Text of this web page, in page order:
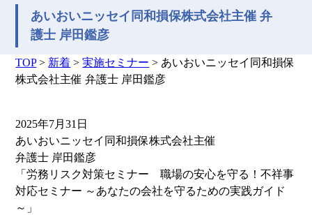
あいおいニッセイ同和損保株式会社主催 弁
護士 岸田鑑彦
TOP> 新着 >実施セミナー > あいおいニッセイ同和損保
株式会社主催 弁護士 岸田鑑彦
2025年7月31日
あいおいニッセイ同和損保株式会社主催
弁護士 岸田鑑彦
「労務リスク対策セミナー 職場の安心を守る！不祥事
対応セミナー ～あなたの会社を守るための実践ガイド
～」